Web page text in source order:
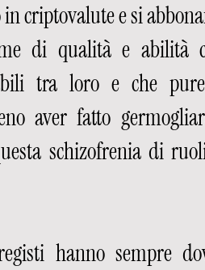
criptovalute e si
di qualità e abilità
tra loro e che
aver fatto
schizofrenia di
hanno sempre